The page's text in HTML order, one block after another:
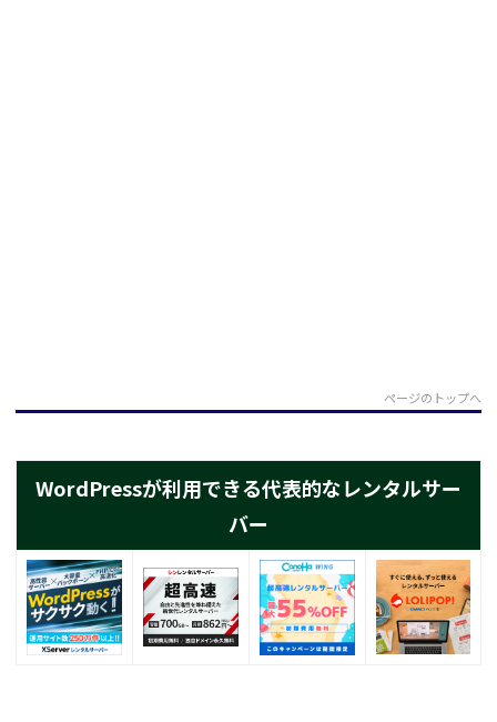
ページのトップへ
WordPressが利用できる代表的なレンタルサー
バー